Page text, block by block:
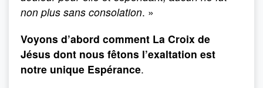
non plus sans consolation. »
Voyons d’abord comment La Croix de
Jésus dont nous fêtons l’exaltation est
notre unique Espérance.